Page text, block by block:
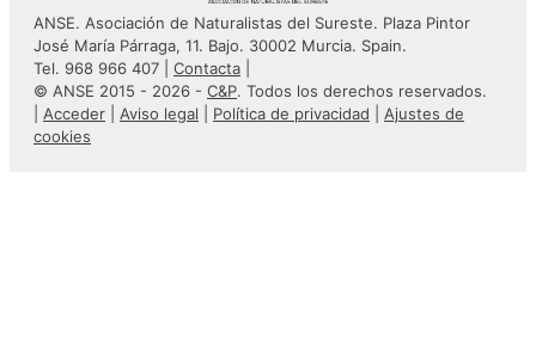
ANSE. Asociación de Naturalistas del Sureste. Plaza Pintor
José María Párraga, 11. Bajo. 30002 Murcia. Spain.
Tel. 968 966 407 | Contacta
© ANSE 2015 - 2026 - C&P. Todos los derechos reservados.
Acceder Aviso legal Política de privacidad
Ajustes de
cookies